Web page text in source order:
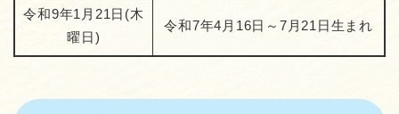
令和9年1月21日(木
曜日)
令和7年4月16日～7月21日生まれ